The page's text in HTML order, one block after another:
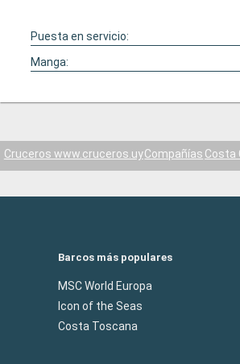
Puesta en servicio:
Manga:
Cruceros www.cruceros.uyCompañías Costa
Barcos más populares
MSC World Europa
Icon of the Seas
Costa Toscana